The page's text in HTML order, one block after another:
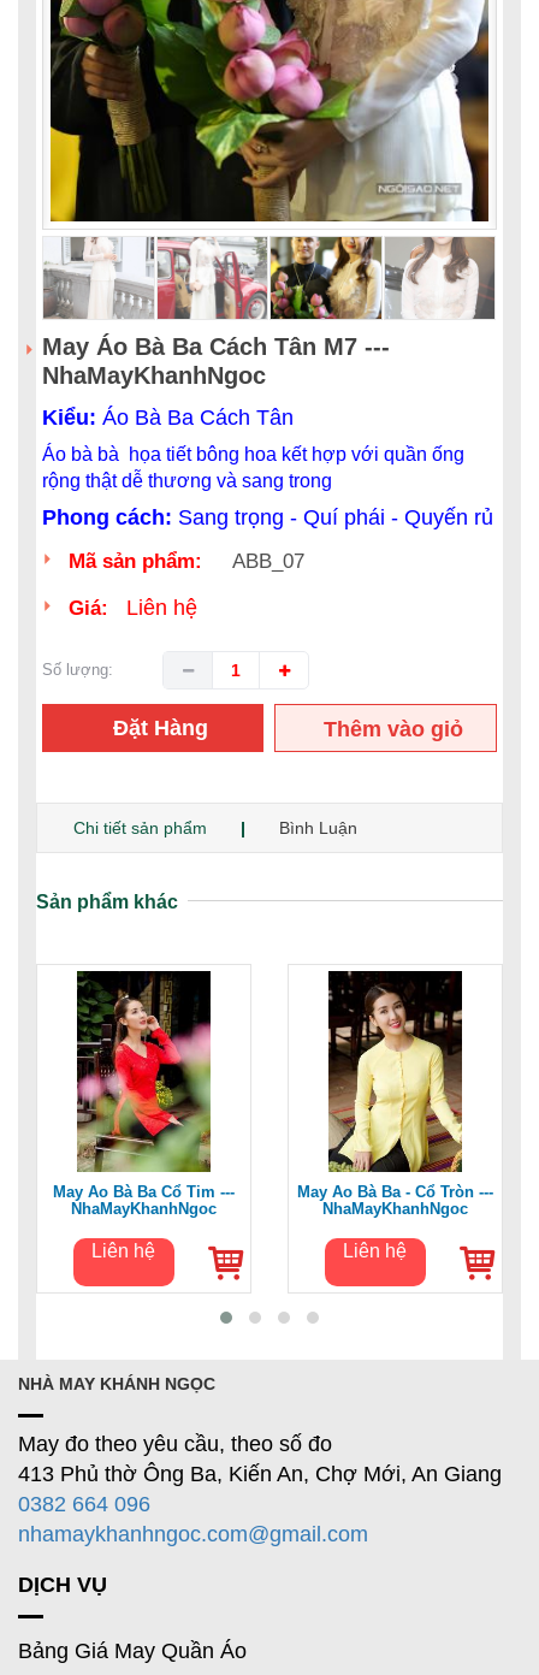
May Áo Bà Ba Cách Tân M7 ---
NhaMayKhanhNgoc
Kiểu: Áo Bà Ba Cách Tân
Áo bà bà họa tiết bông hoa kết hợp với quần ống
rộng thật dễ thương và sang trong
Phong cách: Sang trọng - Quí phái - Quyến rủ
Mã sản phẩm: ABB_07
Giá: Liên hệ
Số lượng:
Đặt Hàng
Thêm vào giỏ
Chi tiết sản phẩm Bình Luận
Sản phẩm khác
May Áo Bà Ba Cổ Tim ---
NhaMayKhanhNgoc
Liên hệ
May Áo Bà Ba - Cổ Tròn ---
NhaMayKhanhNgoc
Liên hệ
NHÀ MAY KHÁNH NGỌC
May đo theo yêu cầu, theo số đo
413 Phủ thờ Ông Ba, Kiến An, Chợ Mới, An Giang
0382 664 096
nhamaykhanhngoc.com@gmail.com
DỊCH VỤ
Bảng Giá May Quần Áo